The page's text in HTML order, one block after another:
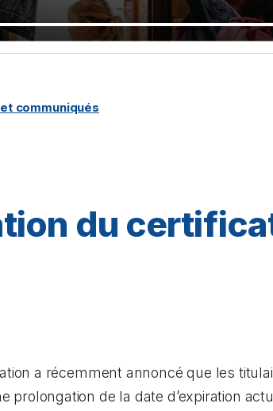
communiqués
du
a récemment annoncé que les
prolongation de la date d’expiration